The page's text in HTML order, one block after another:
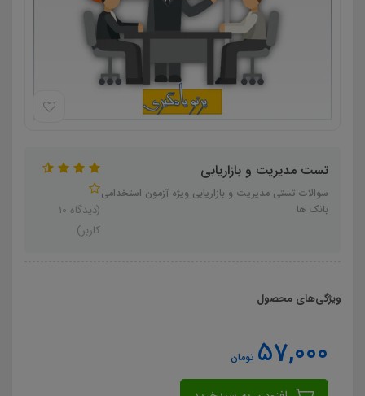
تست مدیریت و بازاریابی
سوالات تستی مدیریت و بازاریابی ویژه آزمون استخدامی
بانک ها
(دیدگاه 10
کاربر)
ویژگی‌های محصول
57,000 تومان